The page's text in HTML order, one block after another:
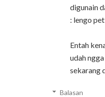
digunain
: lengo
Entah
udah
sekarang
Balasan